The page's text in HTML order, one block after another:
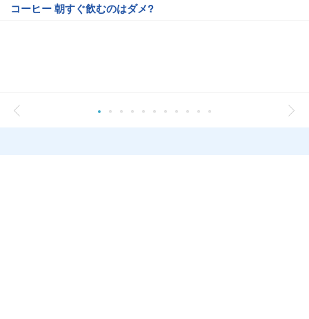
コーヒー 朝すぐ飲むのはダメ?